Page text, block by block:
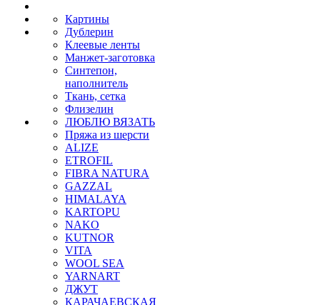
Картины
Дублерин
Клеевые ленты
Манжет-заготовка
Синтепон,
наполнитель
Ткань, сетка
Флизелин
ЛЮБЛЮ ВЯЗАТЬ
Пряжа из шерсти
ALIZE
ETROFIL
FIBRA NATURA
GAZZAL
HIMALAYA
KARTOPU
NAKO
KUTNOR
VITA
WOOL SEA
YARNART
ДЖУТ
КАРАЧАЕВСКАЯ